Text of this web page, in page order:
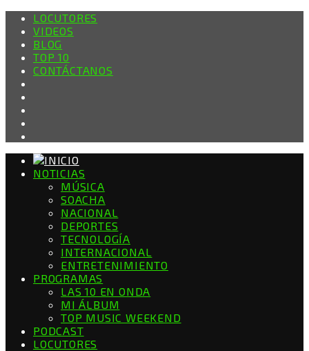
LOCUTORES
VIDEOS
BLOG
TOP 10
CONTÁCTANOS
NOTICIAS
MÚSICA
SOACHA
NACIONAL
DEPORTES
TECNOLOGÍA
INTERNACIONAL
ENTRETENIMIENTO
PROGRAMAS
LAS 10 EN ONDA
MI ÁLBUM
TOP MUSIC WEEKEND
PODCAST
LOCUTORES